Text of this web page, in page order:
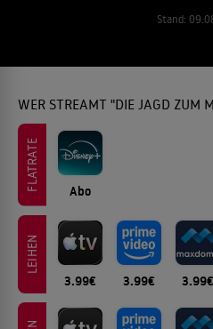
Stand:
WER STREAMT "DIE JAGD ZUM
FLATRATE Abo
LEIHEN
3.99€ 3.99€ 3.99€